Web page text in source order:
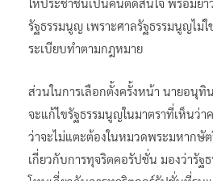
รัฐธรรมนูญ เพราะศาลรัฐธรรมนูญไม่
ระเบียบทำตามกฎหมาย
ส่วนในการเลือกตั้งครั้งหน้า นายอนุทิ
จะแก้ไขรัฐธรรมนูญในมาตราที่เห็นว่
ว่าจะไม่แตะต้องในหมวดพระมหากษั
เกี่ยวกับการทุจริตคอรัปชั่น มองว่ารั